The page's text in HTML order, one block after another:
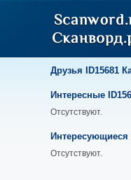
Друзья ID15681
Интересные
Отсутствуют.
Интересующиеся
Отсутствуют.